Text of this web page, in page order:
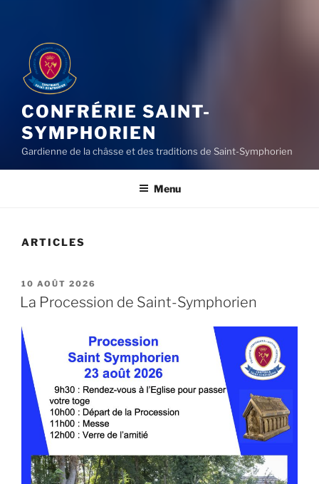
CONFRÉRIE SAINT-
SYMPHORIEN
Gardienne de la châsse et des traditions de Saint-Symphorien
Menu
ARTICLES
PUBLIÉ
LE
10 AOÛT 2026
La Procession de Saint-Symphorien